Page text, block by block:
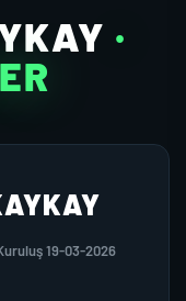
·
19-03-2026